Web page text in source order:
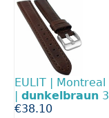
EULIT |
dunkelbraun
€38.10